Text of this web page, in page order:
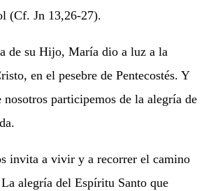
(Cf. Jn 13,26-27).
de su Hijo, María dio a luz a la
en el pesebre de Pentecostés. Y
participemos de la alegría de
invita a vivir y a recorrer el camino
alegría del Espíritu Santo que